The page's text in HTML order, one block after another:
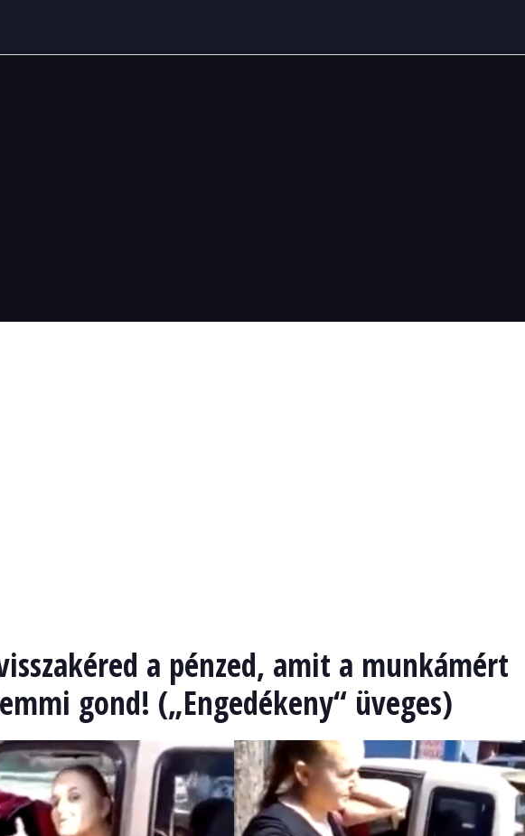
a pénzed, amit a munkámért
gond! („Engedékeny“ üveges)